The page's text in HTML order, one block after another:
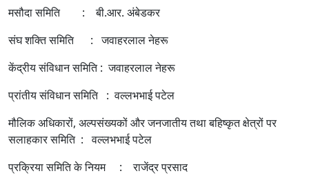
मसौदा समिति : बी.आर. अंबेडकर
संघ शक्ति समिति : जवाहरलाल नेहरू
केंद्रीय संविधान समिति : जवाहरलाल नेहरू
प्रांतीय संविधान समिति : वल्लभभाई पटेल
मौलिक अधिकारों, अल्पसंख्यकों और जनजातीय तथा बहिष्कृत क्षेत्रों पर
सलाहकार समिति : वल्लभभाई पटेल
प्रक्रिया समिति के नियम : राजेंद्र प्रसाद